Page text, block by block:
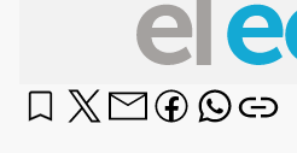
La Academia Corpo e
participó representando a
Bonaerense de Jiu Jitsu
desarrolló en la vecina